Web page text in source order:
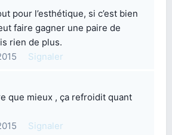
pour l’esthétique, si c’est bien
faire gagner une paire de
rien de plus.
Signaler
que mieux , ça refroidit quant
Signaler